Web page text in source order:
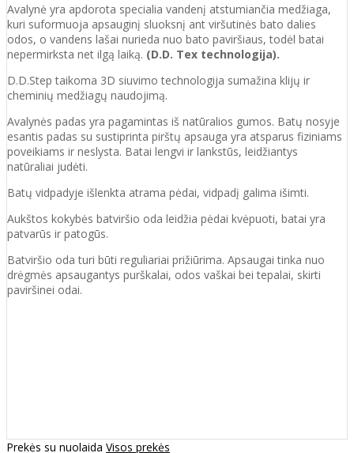
Avalynė yra apdorota specialia vandenį atstumiančia medžiaga,
kuri suformuoja apsauginį sluoksnį ant viršutinės bato dalies
odos, o vandens lašai nurieda nuo bato paviršiaus, todėl batai
nepermirksta net ilgą laiką. (D.D. Tex technologija).
D.D.Step taikoma 3D siuvimo technologija sumažina klijų ir
cheminių medžiagų naudojimą.
Avalynės padas yra pagamintas iš natūralios gumos. Batų nosyje
esantis padas su sustiprinta pirštų apsauga yra atsparus fiziniams
poveikiams ir neslysta. Batai lengvi ir lankstūs, leidžiantys
natūraliai judėti.
Batų vidpadyje išlenkta atrama pėdai, vidpadį galima išimti.
Aukštos kokybės batviršio oda leidžia pėdai kvėpuoti, batai yra
patvarūs ir patogūs.
Batviršio oda turi būti reguliariai prižiūrima. Apsaugai tinka nuo
drėgmės apsaugantys purškalai, odos vaškai bei tepalai, skirti
paviršinei odai.
Prekės su nuolaida Visos prekės